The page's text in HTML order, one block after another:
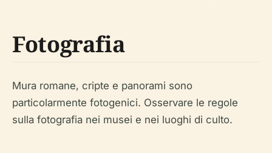
Fotografia
Mura romane, cripte e panorami sono
particolarmente fotogenici. Osservare le regole
sulla fotografia nei musei e nei luoghi di culto.